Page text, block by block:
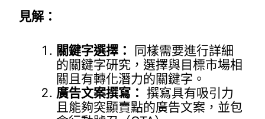
見解：
關鍵字選擇：
同樣需要進行詳細
的關鍵字研究，選擇與目標市場相
關且有轉化潛力的關鍵字。
廣告文案撰寫： 撰寫具有吸引力
且能夠突顯賣點的廣告文案，並包